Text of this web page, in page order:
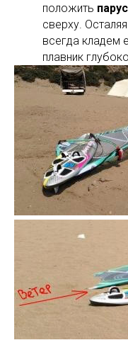
положить парус
сверху. Осталяя
всегда кладем
плавник